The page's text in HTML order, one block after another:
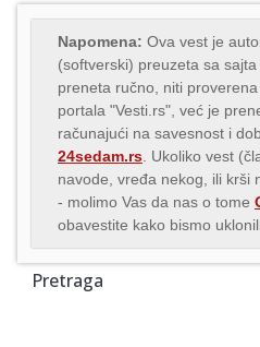
Napomena: Ova vest je
(softverski) preuzeta sa sajta
preneta ručno, niti
portala "Vesti.rs", već je
računajući na savesnost i
24sedam.rs . Ukoliko vest
navode, vređa nekog, ili krši
- molimo Vas da nas o tome
obavestite kako bismo
Pretraga